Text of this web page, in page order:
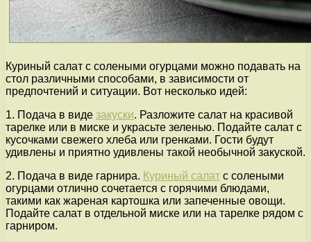
Куриный салат с солеными огурцами можно подавать на
стол различными способами, в зависимости от
предпочтений и ситуации. Вот несколько идей:
1. Подача в виде закуски. Разложите салат на красивой
тарелке или в миске и украсьте зеленью. Подайте салат с
кусочками свежего хлеба или гренками. Гости будут
удивлены и приятно удивлены такой необычной закуской.
2. Подача в виде гарнира. Куриный салат с солеными
огурцами отлично сочетается с горячими блюдами,
такими как жареная картошка или запеченные овощи.
Подайте салат в отдельной миске или на тарелке рядом с
гарниром.